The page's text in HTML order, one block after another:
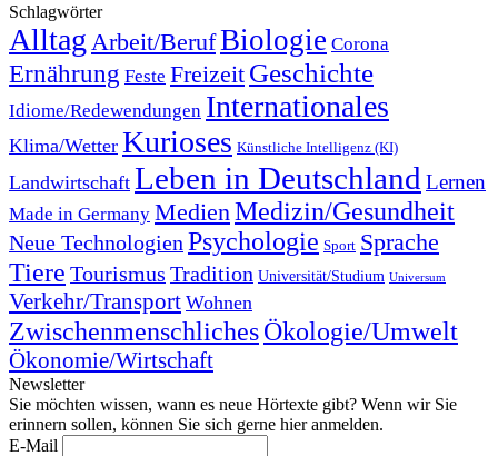
Schlagwörter
Alltag Arbeit/BerufBiologie Corona
Ernährung Feste Freizeit Geschichte
Idiome/Redewendungen Internationales
Klima/Wetter Kurioses Künstliche Intelligenz (KI)
Landwirtschaft Leben in Deutschland Lernen
Made in Germany Medien Medizin/Gesundheit
Neue Technologien Psychologie Sport Sprache
Tiere Tourismus Tradition Universität/Studium Universum
Verkehr/Transport Wohnen
ZwischenmenschlichesÖkologie/Umwelt
Ökonomie/Wirtschaft
Newsletter
Sie möchten wissen, wann es neue Hörtexte gibt? Wenn wir Sie
erinnern sollen, können Sie sich gerne hier anmelden.
E-Mail